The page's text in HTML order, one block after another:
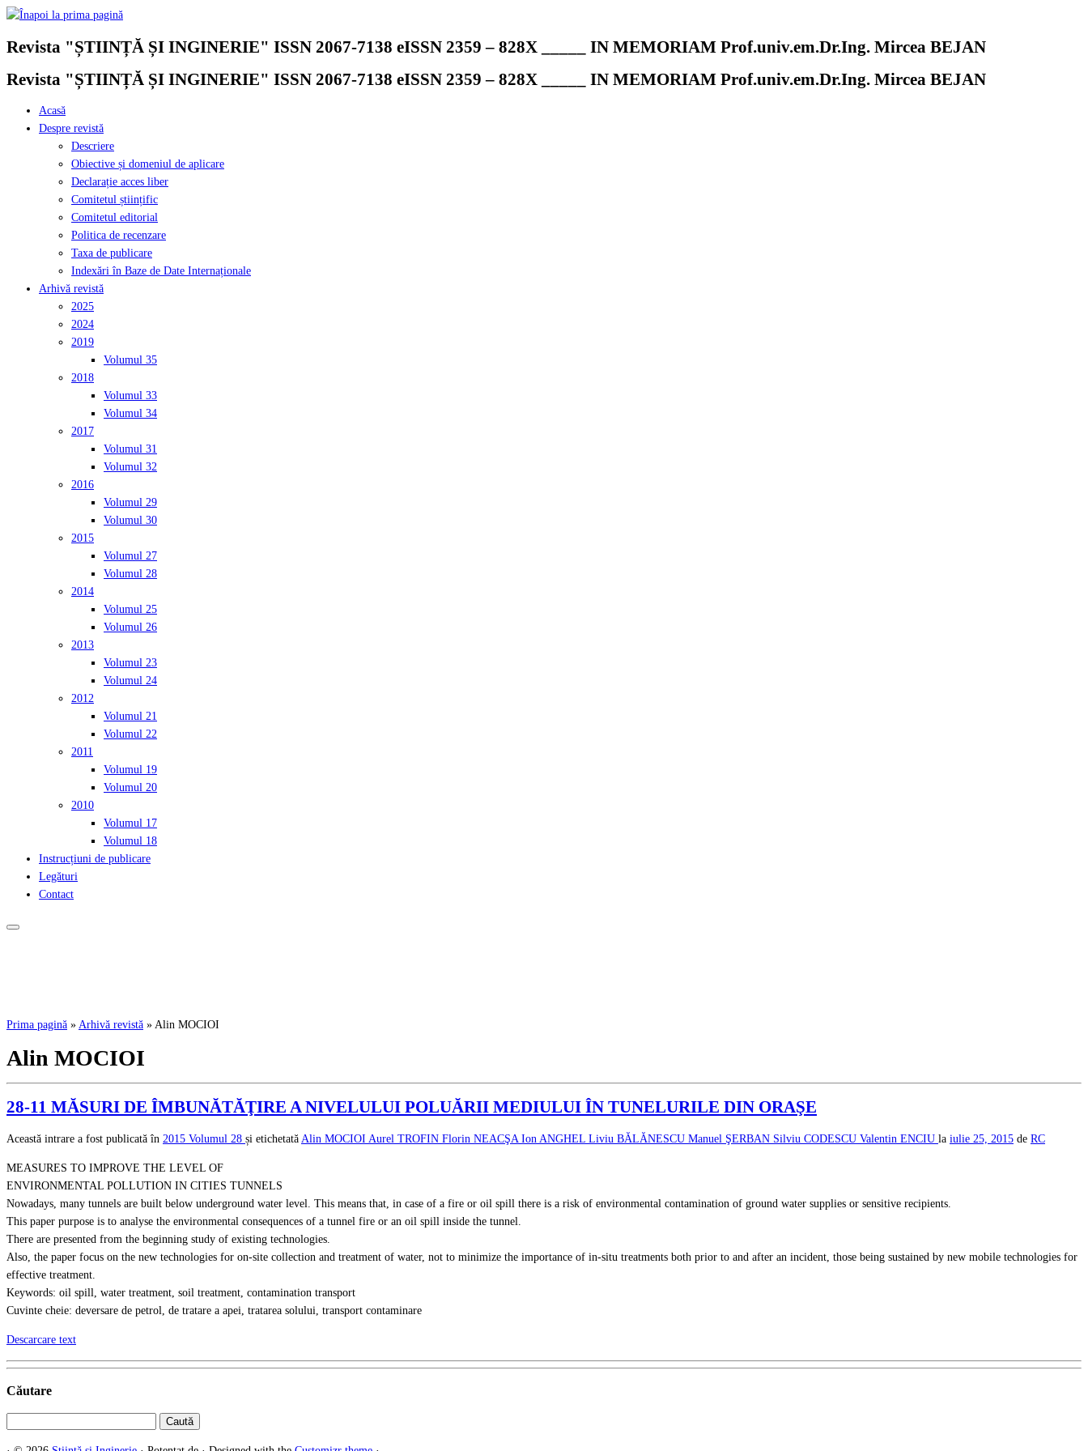
Skip
content
Revista "ȘTIINȚĂ ȘI INGINERIE" ISSN 2067-7138 eISSN 2359 – 828X _____ IN MEMORIAM Prof.univ.em.Dr.Ing. Mircea BEJAN
Revista "ȘTIINȚĂ ȘI INGINERIE" ISSN 2067-7138 eISSN 2359 – 828X _____ IN MEMORIAM Prof.univ.em.Dr.Ing. Mircea BEJAN
Acasă
Despre revistă
Descriere
Obiective și domeniul de aplicare
Declarație acces liber
Comitetul științific
Comitetul editorial
Politica de recenzare
Taxa de publicare
Indexări în Baze de Date Internaționale
Arhivă revistă
2025
2024
2019
Volumul 35
2018
Volumul 33
Volumul 34
2017
Volumul 31
Volumul 32
2016
Volumul 29
Volumul 30
2015
Volumul 27
Volumul 28
2014
Volumul 25
Volumul 26
2013
Volumul 23
Volumul 24
2012
Volumul 21
Volumul 22
2011
Volumul 19
Volumul 20
2010
Volumul 17
Volumul 18
Instrucțiuni de publicare
Legături
Contact
Prima pagină » Arhivă revistă » Alin MOCIOI
Alin MOCIOI
28-11 MĂSURI DE ÎMBUNĂTĂŢIRE A NIVELULUI POLUĂRII MEDIULUI ÎN TUNELURILE DIN ORAŞE
Această intrare a fost publicată în 2015 Volumul 28 și etichetată Alin MOCIOI Aurel TROFIN Florin NEACŞA Ion ANGHEL Liviu BĂLĂNESCU Manuel ŞERBAN Silviu CODESCU Valentin ENCIU la iulie 25, 2015 de RC
MEASURES TO IMPROVE THE LEVEL OF
ENVIRONMENTAL POLLUTION IN CITIES TUNNELS
Nowadays, many tunnels are built below underground water level. This means that, in case of a fire or oil spill there is a risk of environmental contamination of ground water supplies or sensitive recipients.
This paper purpose is to analyse the environmental consequences of a tunnel fire or an oil spill inside the tunnel.
There are presented from the beginning study of existing technologies.
Also, the paper focus on the new technologies for on-site collection and treatment of water, not to minimize the importance of in-situ treatments both prior to and after an incident, those being sustained by new mobile technologies for
effective treatment.
Keywords: oil spill, water treatment, soil treatment, contamination transport
Cuvinte cheie: deversare de petrol, de tratare a apei, tratarea solului, transport contaminare
Descarcare text
Căutare